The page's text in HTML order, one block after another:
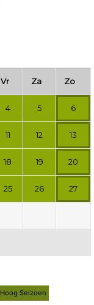
Vr Za Zo
4 5 6
11 12 13
18 19 20
25 26 27
Hoog Seizoen